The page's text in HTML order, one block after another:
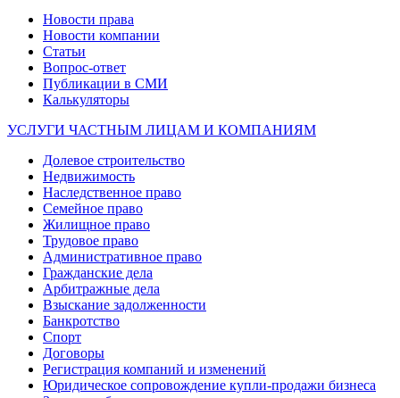
Новости права
Новости компании
Статьи
Вопрос-ответ
Публикации в СМИ
Калькуляторы
УСЛУГИ ЧАСТНЫМ ЛИЦАМ И КОМПАНИЯМ
Долевое строительство
Недвижимость
Наследственное право
Семейное право
Жилищное право
Трудовое право
Административное право
Гражданские дела
Арбитражные дела
Взыскание задолженности
Банкротство
Спорт
Договоры
Регистрация компаний и изменений
Юридическое сопровождение купли-продажи бизнеса